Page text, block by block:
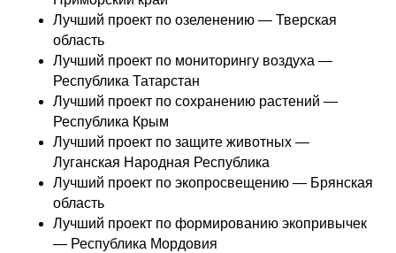
Лучший проект по озеленению — Тверская
область
Лучший проект по мониторингу воздуха —
Республика Татарстан
Лучший проект по сохранению растений —
Республика Крым
Лучший проект по защите животных —
Луганская Народная Республика
Лучший проект по экопросвещению — Брянская
область
Лучший проект по формированию экопривычек
— Республика Мордовия